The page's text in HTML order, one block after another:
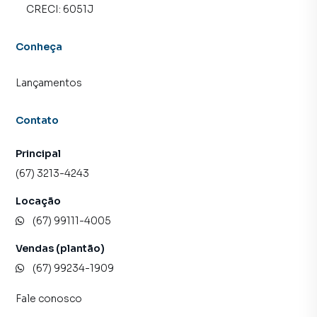
proprietários e inquilinos.
CRECI: 6051J
Conheça
Lançamentos
Contato
Principal
(67) 3213-4243
Locação
(67) 99111-4005
Vendas (plantão)
(67) 99234-1909
Fale conosco